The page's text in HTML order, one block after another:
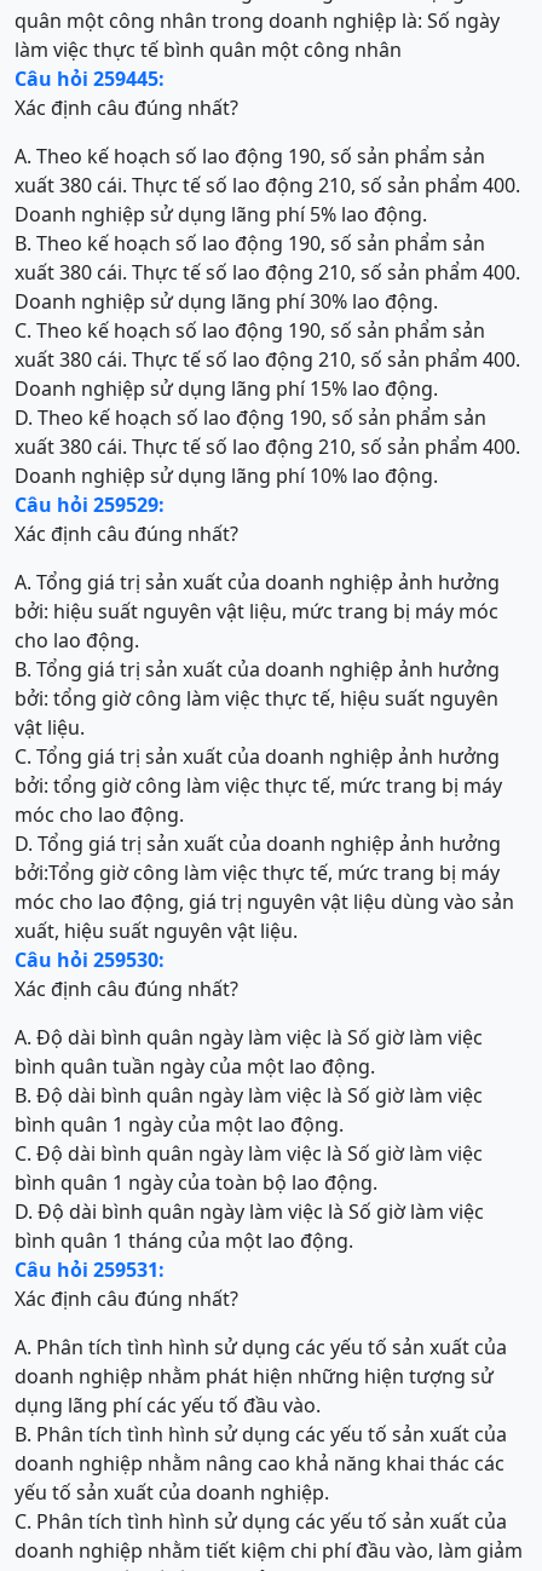
quân một công nhân trong doanh nghiệp là: Số ngày
làm việc thực tế bình quân một công nhân
Câu hỏi 259445:
Xác định câu đúng nhất?
A. Theo kế hoạch số lao động 190, số sản phẩm sản
xuất 380 cái. Thực tế số lao động 210, số sản phẩm 400.
Doanh nghiệp sử dụng lãng phí 5% lao động.
B. Theo kế hoạch số lao động 190, số sản phẩm sản
xuất 380 cái. Thực tế số lao động 210, số sản phẩm 400.
Doanh nghiệp sử dụng lãng phí 30% lao động.
C. Theo kế hoạch số lao động 190, số sản phẩm sản
xuất 380 cái. Thực tế số lao động 210, số sản phẩm 400.
Doanh nghiệp sử dụng lãng phí 15% lao động.
D. Theo kế hoạch số lao động 190, số sản phẩm sản
xuất 380 cái. Thực tế số lao động 210, số sản phẩm 400.
Doanh nghiệp sử dụng lãng phí 10% lao động.
Câu hỏi 259529:
Xác định câu đúng nhất?
A. Tổng giá trị sản xuất của doanh nghiệp ảnh hưởng
bởi: hiệu suất nguyên vật liệu, mức trang bị máy móc
cho lao động.
B. Tổng giá trị sản xuất của doanh nghiệp ảnh hưởng
bởi: tổng giờ công làm việc thực tế, hiệu suất nguyên
vật liệu.
C. Tổng giá trị sản xuất của doanh nghiệp ảnh hưởng
bởi: tổng giờ công làm việc thực tế, mức trang bị máy
móc cho lao động.
D. Tổng giá trị sản xuất của doanh nghiệp ảnh hưởng
bởi:Tổng giờ công làm việc thực tế, mức trang bị máy
móc cho lao động, giá trị nguyên vật liệu dùng vào sản
xuất, hiệu suất nguyên vật liệu.
Câu hỏi 259530:
Xác định câu đúng nhất?
A. Độ dài bình quân ngày làm việc là Số giờ làm việc
bình quân tuần ngày của một lao động.
B. Độ dài bình quân ngày làm việc là Số giờ làm việc
bình quân 1 ngày của một lao động.
C. Độ dài bình quân ngày làm việc là Số giờ làm việc
bình quân 1 ngày của toàn bộ lao động.
D. Độ dài bình quân ngày làm việc là Số giờ làm việc
bình quân 1 tháng của một lao động.
Câu hỏi 259531:
Xác định câu đúng nhất?
A. Phân tích tình hình sử dụng các yếu tố sản xuất của
doanh nghiệp nhằm phát hiện những hiện tượng sử
dụng lãng phí các yếu tố đầu vào.
B. Phân tích tình hình sử dụng các yếu tố sản xuất của
doanh nghiệp nhằm nâng cao khả năng khai thác các
yếu tố sản xuất của doanh nghiệp.
C. Phân tích tình hình sử dụng các yếu tố sản xuất của
doanh nghiệp nhằm tiết kiệm chi phí đầu vào, làm giảm